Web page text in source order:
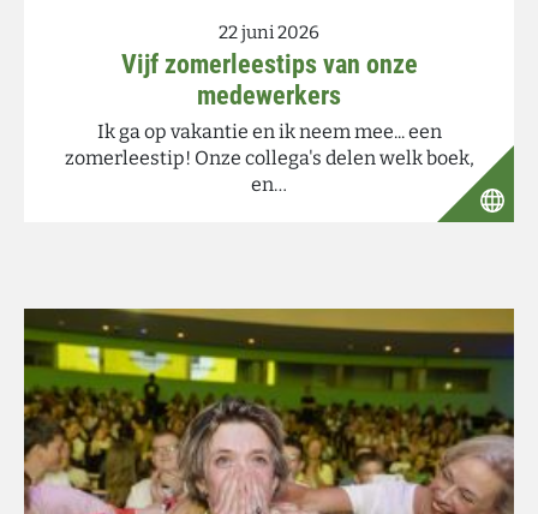
22 juni 2026
Vijf zomerleestips van onze
medewerkers
Ik ga op vakantie en ik neem mee... een
zomerleestip! Onze collega's delen welk boek,
en…